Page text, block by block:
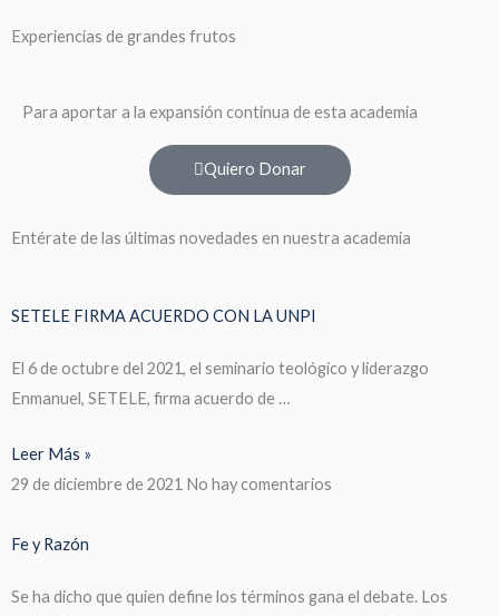
Experiencias de grandes frutos
Para aportar a la expansión continua de esta academia
Quiero Donar
Entérate de las últimas novedades en nuestra academia
SETELE FIRMA ACUERDO CON LA UNPI
El 6 de octubre del 2021, el seminario teológico y liderazgo
Enmanuel, SETELE, firma acuerdo de …
Leer Más »
29 de diciembre de 2021 No hay comentarios
Fe y Razón
Se ha dicho que quien define los términos gana el debate. Los